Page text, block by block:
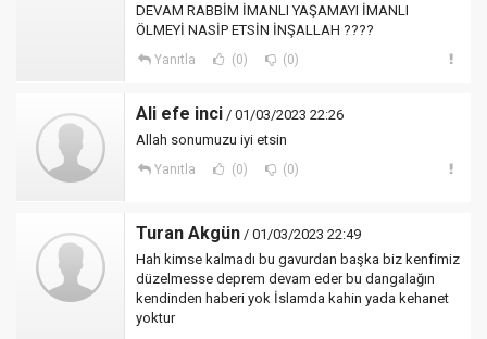
DEVAM RABBİM İMANLI YAŞAMAYI İMANLI
ÖLMEYİ NASİP ETSİN İNŞALLAH ????
Yanıtla (0) (0)
Ali efe inci / 01/03/2023 22:26
Allah sonumuzu iyi etsin
Yanıtla (0) (0)
Turan Akgün / 01/03/2023 22:49
Hah kimse kalmadı bu gavurdan başka biz kenfimiz
düzelmesse deprem devam eder bu dangalağın
kendinden haberi yok İslamda kahin yada kehanet
yoktur